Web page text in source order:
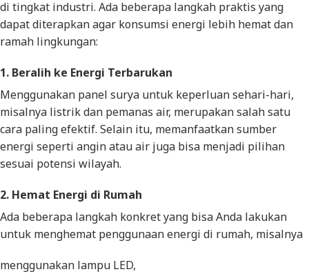
di tingkat industri. Ada beberapa langkah praktis yang
dapat diterapkan agar konsumsi energi lebih hemat dan
ramah lingkungan:
1. Beralih ke Energi Terbarukan
Menggunakan panel surya untuk keperluan sehari-hari,
misalnya listrik dan pemanas air, merupakan salah satu
cara paling efektif. Selain itu, memanfaatkan sumber
energi seperti angin atau air juga bisa menjadi pilihan
sesuai potensi wilayah.
2. Hemat Energi di Rumah
Ada beberapa langkah konkret yang bisa Anda lakukan
untuk menghemat penggunaan energi di rumah, misalnya
menggunakan lampu LED,